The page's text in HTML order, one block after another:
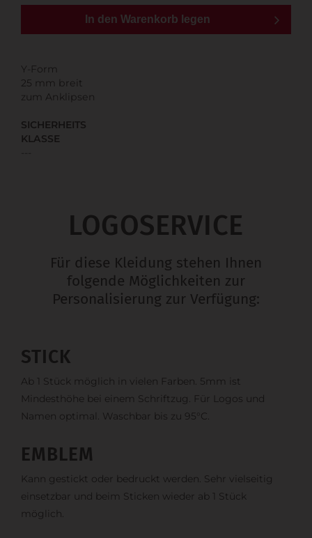
In den Warenkorb legen
Y-Form
25 mm breit
zum Anklipsen
SICHERHEITS
KLASSE
LOGOSERVICE
Für diese Kleidung stehen Ihnen
folgende Möglichkeiten zur
Personalisierung zur Verfügung:
STICK
Ab 1 Stück möglich in vielen Farben. 5mm ist
Mindesthöhe bei einem Schriftzug. Für Logos und
Namen optimal. Waschbar bis zu 95°C.
EMBLEM
Kann gestickt oder bedruckt werden. Sehr vielseitig
einsetzbar und beim Sticken wieder ab 1 Stück
möglich.